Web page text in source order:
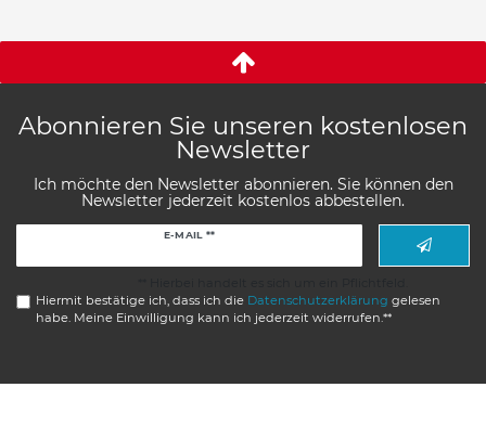
Abonnieren Sie unseren kostenlosen
Newsletter
Ich möchte den Newsletter abonnieren. Sie können den
Newsletter jederzeit kostenlos abbestellen.
E-MAIL **
Hiermit bestätige ich, dass ich die Daten­schutz­erklärung gelesen
habe. Meine Einwilligung kann ich jederzeit widerrufen.**